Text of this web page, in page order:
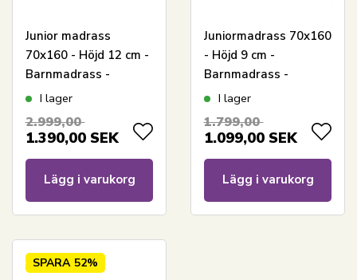
Junior madrass
70x160 - Höjd 12 cm -
Barnmadrass -
Skummadrass med
memoryskum -
I lager
2.999,00
1.390,00 SEK
Lägg i varukorg
Juniormadrass 70x160
- Höjd 9 cm -
Barnmadrass -
Skummadrass med
I lager
1.799,00
1.099,00 SEK
Lägg i varukorg
SPARA 52%